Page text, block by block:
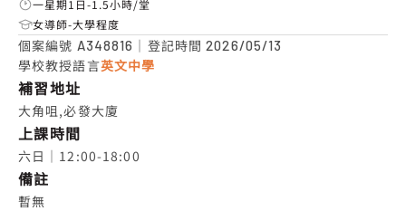
一星期1日-1.5小時/堂
女導師-大學程度
個案編號 A348816 ｜登記時間2026/05/13
學校教授語言英文中學
補習地址
大角咀,必發大廈
上課時間
六日｜12:00-18:00
備註
暫無